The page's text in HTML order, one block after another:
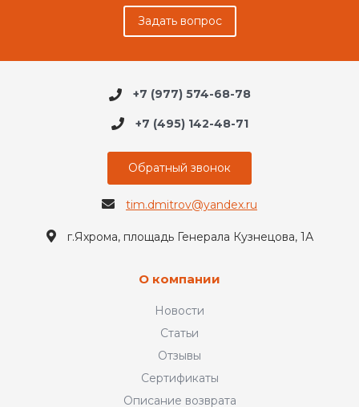
Задать вопрос
+7 (977) 574-68-78
+7 (495) 142-48-71
Обратный звонок
tim.dmitrov@yandex.ru
г.Яхрома, площадь Генерала Кузнецова, 1А
О компании
Новости
Статьи
Отзывы
Сертификаты
Описание возврата